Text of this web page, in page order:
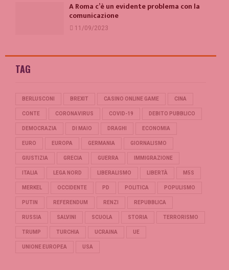
A Roma c’è un evidente problema con la
comunicazione
11/09/2023
TAG
BERLUSCONI BREXIT CASINO ONLINE GAME CINA
CONTE CORONAVIRUS COVID-19 DEBITO PUBBLICO
DEMOCRAZIA DI MAIO DRAGHI ECONOMIA
EURO EUROPA GERMANIA GIORNALISMO
GIUSTIZIA GRECIA GUERRA IMMIGRAZIONE
ITALIA LEGA NORD LIBERALISMO LIBERTÀ M5S
MERKEL OCCIDENTE PD POLITICA POPULISMO
PUTIN REFERENDUM RENZI REPUBBLICA
RUSSIA SALVINI SCUOLA STORIA TERRORISMO
TRUMP TURCHIA UCRAINA UE
UNIONE EUROPEA USA